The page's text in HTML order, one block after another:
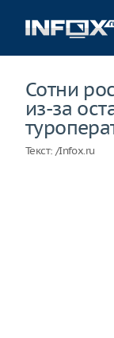
Сотни
из-за
Текст: /Infox.ru